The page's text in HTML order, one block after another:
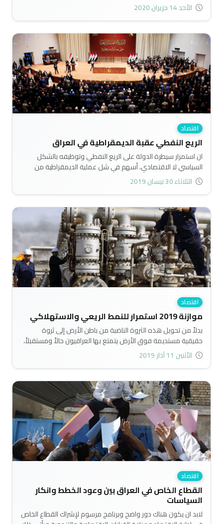
الموازنة للأشهر العشرة الاولى من العام الماضي..
الأحد 14 حزيران 2020
اقتصاد
الريع النفطي عقبة الديمقراطية في العراق
ان استمرار سيطرة الدولة على الريع النفطي وتوظيفه بالشكل
السياسي لا الاقتصادي، أسهم في شل عملية الديمقراطية من
السير بالاتجاه الصحيح، إذ ان انخفاض الوعي السياسي وارتفاع درجة
المحرومية لدى المجتمع بسبب النظام السابق، بالتزامن مع سيادة
ثقافة الاستبداد المتوارثة لدى الحاكم وثقافة الخضوع والتبعية
المتوارثة لدى المحكوم..
الثلاثاء 30 نيسان 2019
اقتصاد
موازنة 2019 استمرار للنمط الريعي والاستهلاكي
بدلاً من تحويل هذه الثروة الناضبة من باطن الأرض إلى ثروة
حقيقية مستديمة فوق الأرض يتمتع بها العراقيون حالاً ومستقبلاً،
أصبح العراق بمجتمعه واقتصاده وماليته يعاني نمط الريعية
والاستهلاكية والاستيرادية والتبعية وذلك لأسباب عديدة خارجية
وداخلية قد تكون تاريخية أو ثقافية أو اجتماعية أو سياسية أو
اقتصادية أو غيرها، تتلخص بمجملها بغياب الإدارة الكفؤة ذات
الإرادة الوطنية والرؤية الاستراتيجية..
الأثنين 11 آذار 2019
اقتصاد
القطاع الخاص في العراق بين وعود الخطط وانكار
السياسات
لابد ان يكون هناك دور واضح وبرنامج مرسوم لإشراك القطاع الخاص